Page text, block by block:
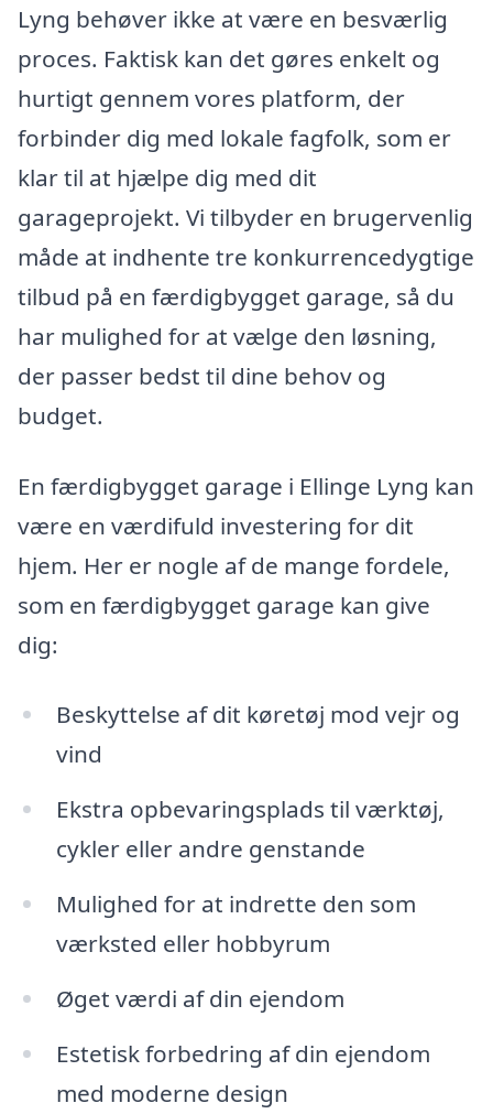
Lyng behøver ikke at være en besværlig
proces. Faktisk kan det gøres enkelt og
hurtigt gennem vores platform, der
forbinder dig med lokale fagfolk, som er
klar til at hjælpe dig med dit
garageprojekt. Vi tilbyder en brugervenlig
måde at indhente tre konkurrencedygtige
tilbud på en færdigbygget garage, så du
har mulighed for at vælge den løsning,
der passer bedst til dine behov og
budget.
En færdigbygget garage i Ellinge Lyng kan
være en værdifuld investering for dit
hjem. Her er nogle af de mange fordele,
som en færdigbygget garage kan give
dig:
Beskyttelse af dit køretøj mod vejr og
vind
Ekstra opbevaringsplads til værktøj,
cykler eller andre genstande
Mulighed for at indrette den som
værksted eller hobbyrum
Øget værdi af din ejendom
Estetisk forbedring af din ejendom
med moderne design